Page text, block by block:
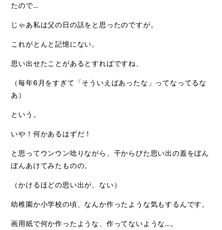
たので…
じゃあ私は父の日の話をと思ったのですが。
これがとんと記憶にない。
思い出せたことがあるとすればですね、
（毎年6月をすぎて「そういえばあったな」ってなってるな
あ）
という。
いや！何かあるはずだ！
と思ってウンウン唸りながら、干からびた思い出の蓋をぼん
ぼんあけてみたものの。
（かけるほどの思い出が、ない）
幼稚園か小学校の頃、なんか作ったような気もするんです。
画用紙で何か作ったような、作ってないような…。